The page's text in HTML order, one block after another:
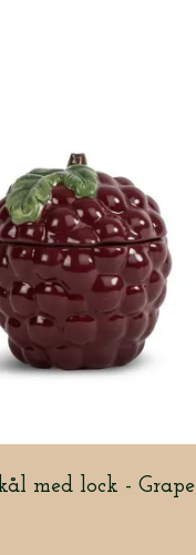
med lock - Grape